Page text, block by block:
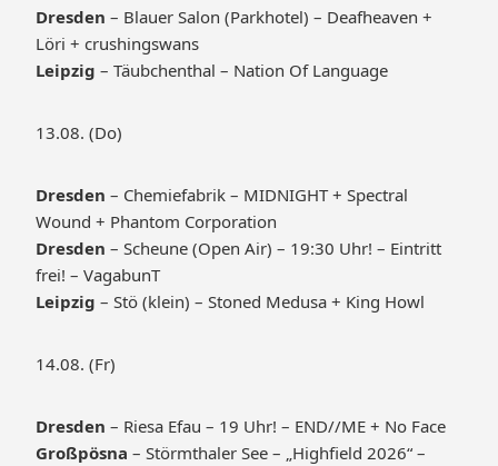
Dresden – Blauer Salon (Parkhotel) – Deafheaven +
Löri + crushingswans
Leipzig – Täubchenthal – Nation Of Language
13.08. (Do)
Dresden – Chemiefabrik – MIDNIGHT + Spectral
Wound + Phantom Corporation
Dresden – Scheune (Open Air) – 19:30 Uhr! – Eintritt
frei! – VagabunT
Leipzig – Stö (klein) – Stoned Medusa + King Howl
14.08. (Fr)
Dresden – Riesa Efau – 19 Uhr! – END//ME + No Face
Großpösna – Störmthaler See – „Highfield 2026“ –